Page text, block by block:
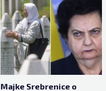
Majke Srebrenice o